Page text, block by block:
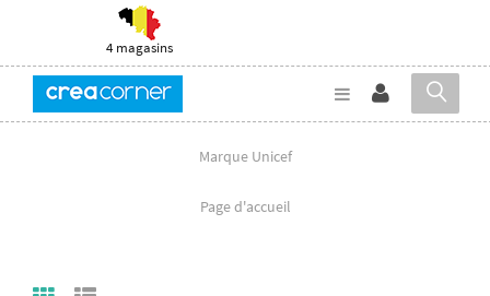
4 magasins
Marque Unicef
Page d'accueil